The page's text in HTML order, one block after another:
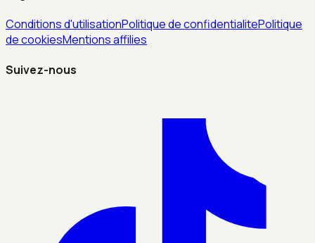
Conditions d'utilisationPolitique de confidentialitePolitique
de cookiesMentions affilies
Suivez-nous